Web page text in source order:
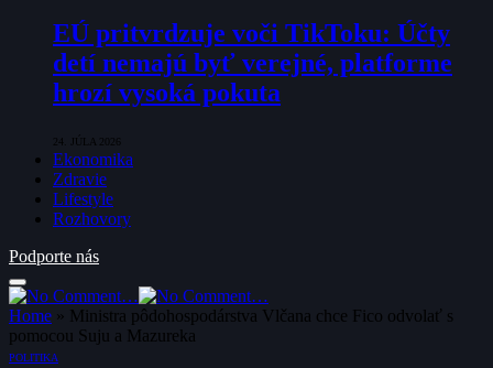
EÚ pritvrdzuje voči TikToku: Účty
detí nemajú byť verejné, platforme
hrozí vysoká pokuta
24. JÚLA 2026
Ekonomika
Zdravie
Lifestyle
Rozhovory
Podporte nás
Home » Ministra pôdohospodárstva Vlčana chce Fico odvolať s
pomocou Suju a Mazureka
POLITIKA